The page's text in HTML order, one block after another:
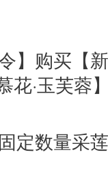
】购买【
花·玉芙蓉
定数量采